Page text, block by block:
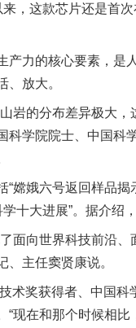
，这款芯片还是首
力的核心要素，是
、放大。
的分布差异极大，
科学院院士、中国科
娥六号返回样品揭
十大进展”。据介绍
向世界科技前沿、
、主任窦贤康说。
奖获得者、中国科
现在和那个时候相比